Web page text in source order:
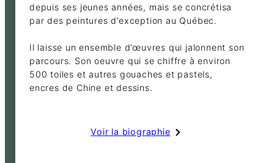
depuis ses jeunes années, mais se concrétisa
par des peintures d’exception au Québec.
Il laisse un ensemble d’œuvres qui jalonnent son
parcours. Son oeuvre qui se chiffre à environ
500 toiles et autres gouaches et pastels,
encres de Chine et dessins.
Voir la biographie